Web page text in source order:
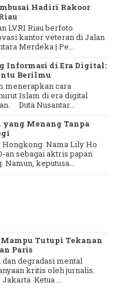
Hadiri Rakoor
LVRI Riau berfoto
kantor veteran di Jalan
Merdeka | Pe...
Informasi di Era Digital:
Berilmu
menerapkan cara
Islam di era digital
Duta Nusantar...
Menang Tanpa
Hongkong Nama Lily Ho
an sebagai aktris papan
keputusa...
Tutupi Tekanan
Paris
degradasi mental
kritis oleh jurnalis.
Ketua ...